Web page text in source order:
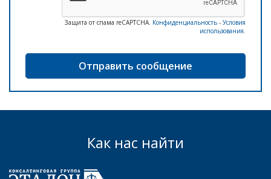
Защита от спама reCAPTCHA. Конфиденциальность - Условия
использования.
Как нас найти